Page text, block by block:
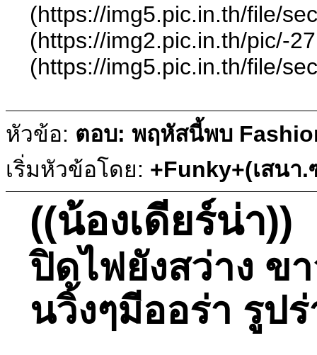
(https://img5.pic.in.th/file/
(https://img2.pic.in.th/pic/-
(https://img5.pic.in.th/file/
หัวข้อ: ตอบ: พฤหัสนี้พบ
เริ่มหัวข้อโดย: +Funky+(เสนา
((น้องเดียร์น่า))
ปิดไฟยังสว่าง ข
นวิ้งๆมีออร่า รูป